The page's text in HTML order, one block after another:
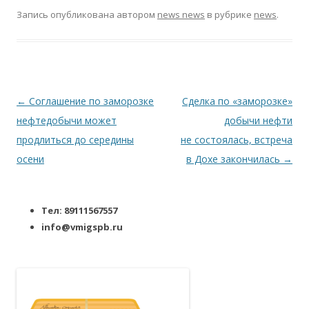
Запись опубликована автором news news в рубрике news.
Навигация по записям
← Соглашение по заморозке
нефтедобычи может
продлиться до середины
осени
Сделка по «заморозке»
добычи нефти
не состоялась, встреча
в Дохе закончилась →
Тел: 89111567557
info@vmigspb.ru